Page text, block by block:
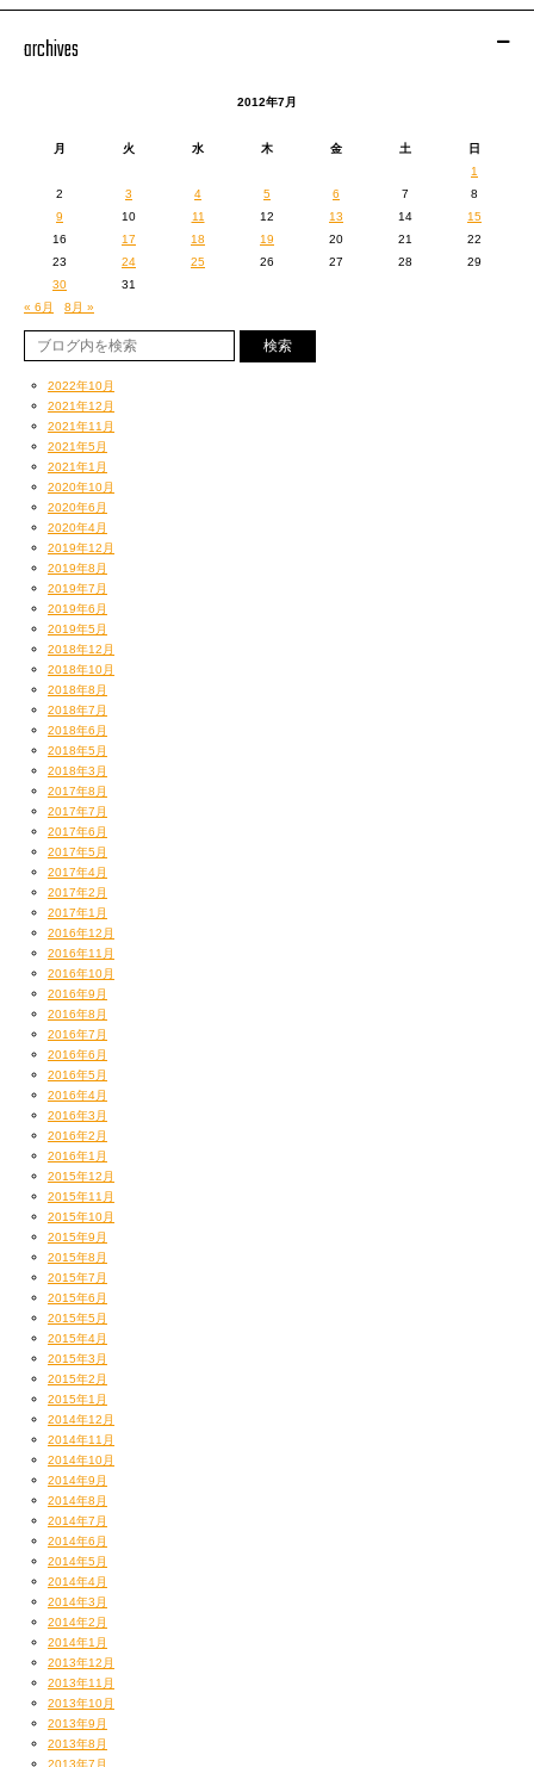
archives
2012年7月
月 火 水 木 金 土
日
1
2
3 4 5 6 7
8
9
10 11 12 13 14
15
16
17 18 19 20 21
22
23
24 25 26 27 28
29
30
31
« 6月
8月 »
2022年10月
2021年12月
2021年11月
2021年5月
2021年1月
2020年10月
2020年6月
2020年4月
2019年12月
2019年8月
2019年7月
2019年6月
2019年5月
2018年12月
2018年10月
2018年8月
2018年7月
2018年6月
2018年5月
2018年3月
2017年8月
2017年7月
2017年6月
2017年5月
2017年4月
2017年2月
2017年1月
2016年12月
2016年11月
2016年10月
2016年9月
2016年8月
2016年7月
2016年6月
2016年5月
2016年4月
2016年3月
2016年2月
2016年1月
2015年12月
2015年11月
2015年10月
2015年9月
2015年8月
2015年7月
2015年6月
2015年5月
2015年4月
2015年3月
2015年2月
2015年1月
2014年12月
2014年11月
2014年10月
2014年9月
2014年8月
2014年7月
2014年6月
2014年5月
2014年4月
2014年3月
2014年2月
2014年1月
2013年12月
2013年11月
2013年10月
2013年9月
2013年8月
2013年7月